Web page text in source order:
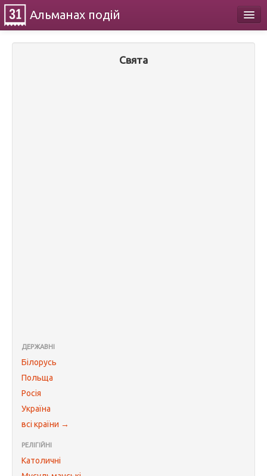
Альманах подій
Свята
ДЕРЖАВНІ
Білорусь
Польща
Росія
Україна
всі країни →
РЕЛІГІЙНІ
Католичні